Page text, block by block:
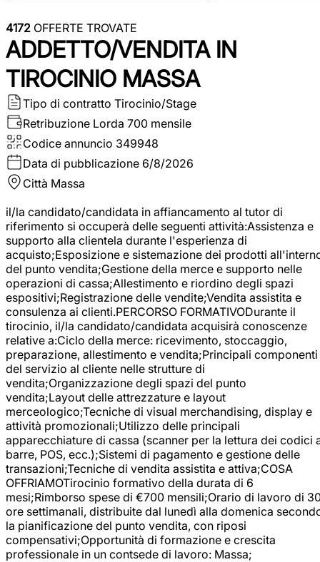
4172 OFFERTE TROVATE
ADDETTO/VENDITA IN
TIROCINIO MASSA
Tipo di contratto Tirocinio/Stage
Retribuzione Lorda 700 mensile
Codice annuncio 349948
Data di pubblicazione 6/8/2026
Città Massa
il/la candidato/candidata in affiancamento al tutor di
riferimento si occuperà delle seguenti attività:Assistenza e
supporto alla clientela durante l'esperienza di
acquisto;Esposizione e sistemazione dei prodotti
del punto vendita;Gestione della merce e supporto nelle
operazioni di cassa;Allestimento e riordino degli spazi
espositivi;Registrazione delle vendite;Vendita assistita e
consulenza ai clienti.PERCORSO FORMATIVODurante il
tirocinio, il/la candidato/candidata acquisirà conoscenze
relative a:Ciclo della merce: ricevimento, stoccaggio,
preparazione, allestimento e vendita;Principali componenti
del servizio al cliente nelle strutture di
vendita;Organizzazione degli spazi del punto
vendita;Layout delle attrezzature e layout
merceologico;Tecniche di visual merchandising, display e
attività promozionali;Utilizzo delle principali
apparecchiature di cassa (scanner per la lettura dei codici
barre, POS, ecc.);Sistemi di pagamento e gestione delle
transazioni;Tecniche di vendita assistita e attiva;COSA
OFFRIAMOTirocinio formativo della durata di 6
mesi;Rimborso spese di €700 mensili;Orario di lavoro di
ore settimanali, distribuite dal lunedì alla domenica
la pianificazione del punto vendita, con riposi
compensativi;Opportunità di formazione e crescita
professionale in un contsede di lavoro: Massa;